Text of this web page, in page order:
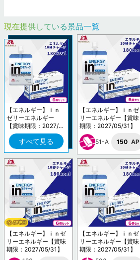
現在提供している景品一覧
【エネルギー】ｉｎ
ゼリーエネルギー
【賞味期限：2027/0
5/31】
すべて見る
【エネルギー】ｉｎゼ
リーエネルギー【賞味
期限：2027/05/31】
51-A 150 AP
【エネルギー】ｉｎゼ
リーエネルギー【賞味
期限：2027/05/31】
【エネルギー】ｉｎゼ
リーエネルギー【賞味
期限：2027/05/31】